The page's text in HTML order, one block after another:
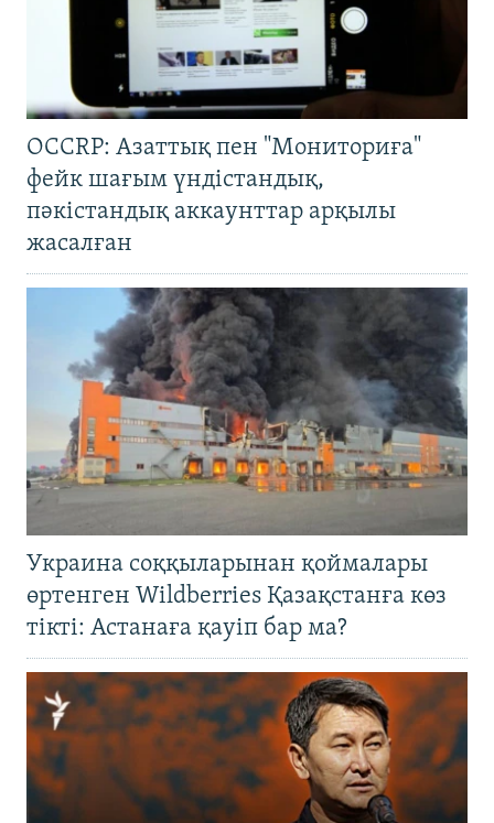
OCCRP: Азаттық пен "Мониториға"
фейк шағым үндістандық,
пәкістандық аккаунттар арқылы
жасалған
Украина соққыларынан қоймалары
өртенген Wildberries Қазақстанға көз
тікті: Астанаға қауіп бар ма?